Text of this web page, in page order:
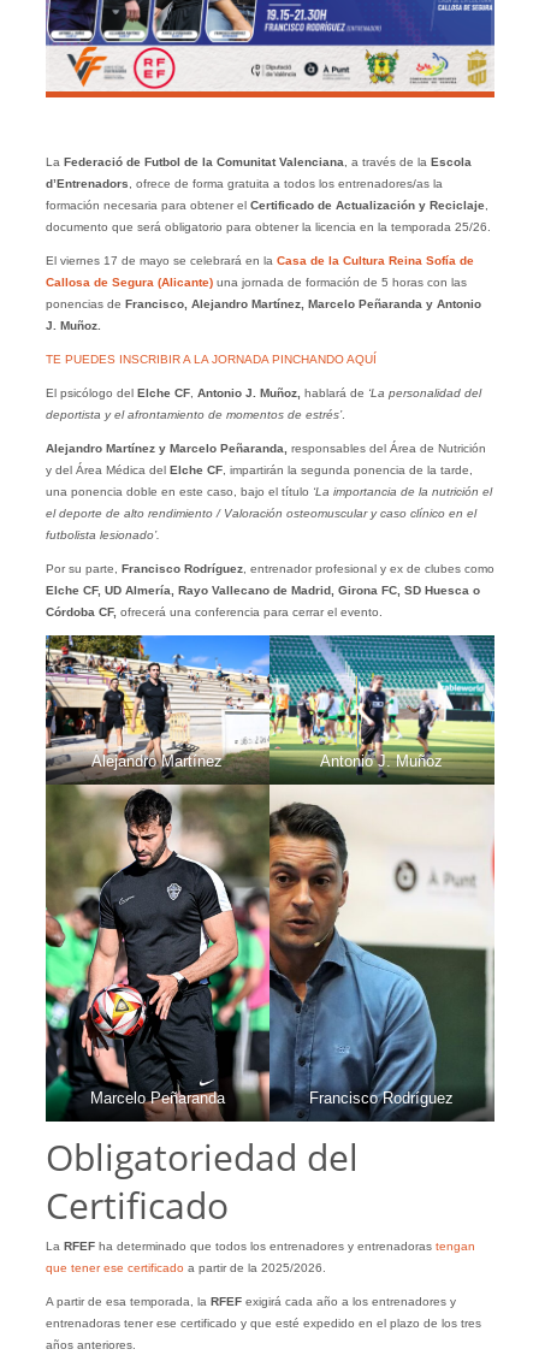
La Federació de Futbol de la Comunitat Valenciana , a través de la Escola
d’Entrenadors , ofrece de forma gratuita a todos los entrenadores/as la
formación necesaria para obtener el Certificado de Actualización y Reciclaje,
documento que será obligatorio para obtener la licencia en la temporada 25/26.
El viernes 17 de mayo se celebrará en la Casa de la Cultura Reina Sofía de
Callosa de Segura (Alicante)una jornada de formación de 5 horas con las
ponencias de Francisco, Alejandro Martínez, Marcelo Peñaranda y Antonio
J. Muñoz.
TE PUEDES INSCRIBIR A LA JORNADA PINCHANDO AQUÍ
El psicólogo del Elche CF, Antonio J. Muñoz, hablará de ‘La personalidad del
deportista y el afrontamiento de momentos de estrés’.
Alejandro Martínez y Marcelo Peñaranda,
responsables del Área de Nutrición
y del Área Médica del Elche CF, impartirán la segunda ponencia de la tarde,
una ponencia doble en este caso, bajo el título ‘La importancia de la nutrición el
el deporte de alto rendimiento / Valoración osteomuscular y caso clínico en el
futbolista lesionado’.
Por su parte, Francisco Rodríguez, entrenador profesional y ex de clubes como
Elche CF, UD Almería, Rayo Vallecano de Madrid, Girona FC, SD Huesca o
Córdoba CF, ofrecerá una conferencia para cerrar el evento.
Alejandro Martínez Antonio J. Muñoz
Marcelo Peñaranda Francisco Rodríguez
Obligatoriedad del
Certificado
La RFEFha determinado que todos los entrenadores y entrenadoras tengan
que tener ese certificado a partir de la 2025/2026.
A partir de esa temporada, la RFEFexigirá cada año a los entrenadores y
entrenadoras tener ese certificado y que esté expedido en el plazo de los tres
años anteriores.